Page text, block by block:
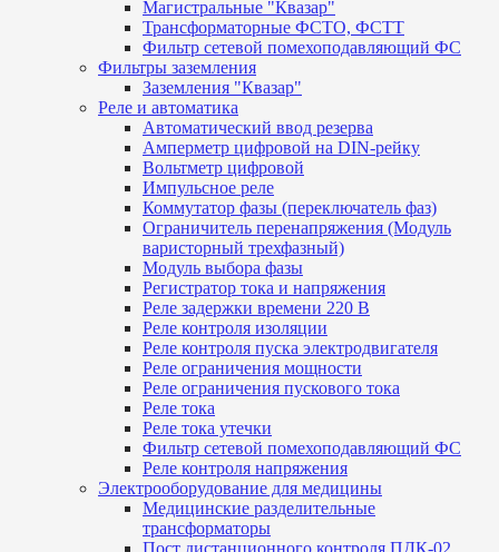
Магистральные "Квазар"
Трансформаторные ФСТО, ФСТТ
Фильтр сетевой помехоподавляющий ФС
Фильтры заземления
Заземления "Квазар"
Реле и автоматика
Автоматический ввод резерва
Амперметр цифровой на DIN-рейку
Вольтметр цифровой
Импульсное реле
Коммутатор фазы (переключатель фаз)
Ограничитель перенапряжения (Модуль
варисторный трехфазный)
Модуль выбора фазы
Регистратор тока и напряжения
Реле задержки времени 220 В
Реле контроля изоляции
Реле контроля пуска электродвигателя
Реле ограничения мощности
Реле ограничения пускового тока
Реле тока
Реле тока утечки
Фильтр сетевой помехоподавляющий ФС
Реле контроля напряжения
Электрооборудование для медицины
Медицинские разделительные
трансформаторы
Пост дистанционного контроля ПДК-02